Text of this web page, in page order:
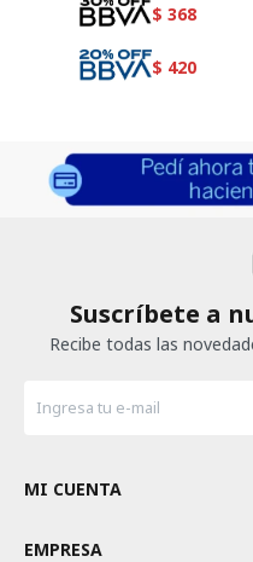
$ 368
$ 420
Suscríbete a
Recibe todas las
MI CUENTA
EMPRESA